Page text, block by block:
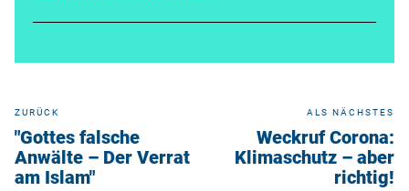
ZURÜCK
"Gottes falsche
Anwälte – Der Verrat
am Islam"
ALS NÄCHSTES
Weckruf Corona:
Klimaschutz – aber
richtig!